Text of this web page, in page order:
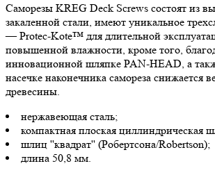
Саморезы KREG Deck Screws состоят из
закаленной стали, имеют уникальное
— Protec-Kote™ для длительной
повышенной влажности, кроме того,
инновационной шляпке PAN-HEAD, а
насечке наконечника самореза снижается
древесины.
нержавеющая сталь;
компактная плоская циллиндрическая
шлиц ''квадрат'' (Робертсона/Robertson);
длина 50,8 мм.